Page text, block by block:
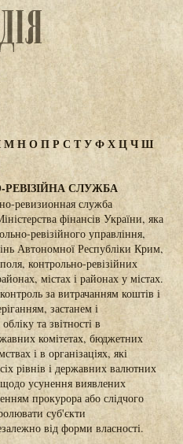
МНОПР С ТУФХЦЧШ
СЛУЖБА
ревизионная служба
фінансів України, яка
ревізійного управління,
Автономної Республіки Крим,
контрольно-ревізійних
містах і районах у містах.
за витрачанням коштів і
застанем і
та звітності в
комітетах, бюджетних
і в організаціях, які
рівнів і державних валютних
усунення виявлених
прокурора або слідчого
суб'єкти
від форми власності.